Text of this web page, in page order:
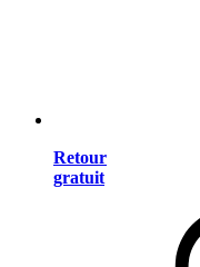
Retour
gratuit